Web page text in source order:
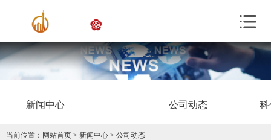
新闻中心 公司动态 科
当前位置： 网站首页 > 新闻中心 > 公司动态